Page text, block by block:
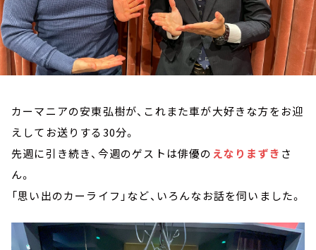
カーマニアの安東弘樹が、これまた車が大好きな方をお迎
えしてお送りする30分。
先週に引き続き、今週のゲストは俳優のえなりまずき さ
ん。
「思い出のカーライフ」など、いろんなお話を伺いました。